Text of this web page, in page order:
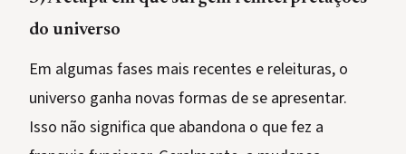
do universo
Em algumas fases mais recentes e releituras, o
universo ganha novas formas de se apresentar.
Isso não significa que abandona o que fez a